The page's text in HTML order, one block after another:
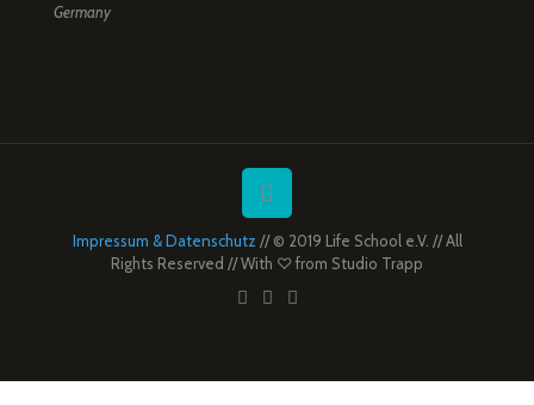
Germany
Impressum & Datenschutz // © 2019 Life School e.V. // All
Rights Reserved // With ♡ from Studio Trapp